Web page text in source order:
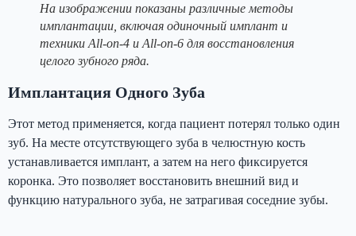
На изображении показаны различные методы
имплантации, включая одиночный имплант и
техники All-on-4 и All-on-6 для восстановления
целого зубного ряда.
Имплантация Одного Зуба
Этот метод применяется, когда пациент потерял только один
зуб. На месте отсутствующего зуба в челюстную кость
устанавливается имплант, а затем на него фиксируется
коронка. Это позволяет восстановить внешний вид и
функцию натурального зуба, не затрагивая соседние зубы.